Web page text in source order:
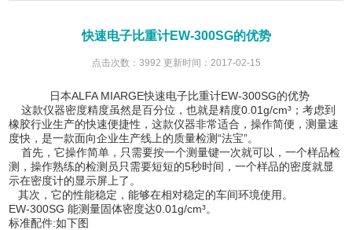
快速电子比重计EW-300SG的优势
点击次数：3992 更新时间：2017-02-15
日本ALFA MIARGE快速电子比重计EW-300SG的优势
这款仪器密度精度虽然是百分位，也就是精度0.01g/cm³；考虑到
橡胶行业生产的快速便捷性，这款仪器非常适合，操作简便，测量速
度快，是一款面向企业生产线上的质量检测“法宝”。
首先，它操作简单，只需要按一个测量键一次就可以，一个样品检
测，操作熟练的检测员只需要短短的5秒时间，一个样品的密度就显
示在密度计的显示屏上了。
其次，它的性能稳定，能够在相对稳定的车间环境使用。
EW-300SG 能测量固体密度达0.01g/cm³。
标准配件:如下图